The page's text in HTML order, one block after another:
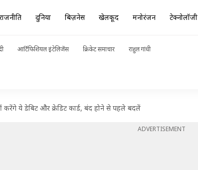
दुनिया बिज़नेस खेलकूद मनोरंजन टेक्नोलॉजी
आर्टिफिशियल इंटेलिजेंस क्रिकेट समाचार राहुल गांधी
ये डेबिट और क्रेडिट कार्ड, बंद होने से पहले बदलें
ADVERTISEMENT